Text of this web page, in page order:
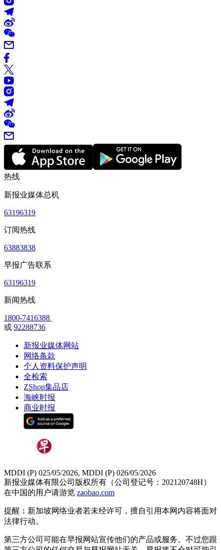
热线
新报业媒体总机
63196319
订阅热线
63883838
早报广告联系
63196319
新闻热线
1800-7416388
或 92288736
新报业媒体网站
网络条款
个人资料保护声明
全检索
ZShop集品店
海峡时报
商业时报
MDDI (P) 025/05/2026, MDDI (P) 026/05/2026
新报业媒体有限公司版权所有（公司登记号：202120748H）
在中国的用户请游览 zaobao.com
提醒：新加坡网络业者若未经许可，擅自引用本网内容将面对
法律行动。
第三方公司可能在早报网站宣传他们的产品或服务。不过您跟